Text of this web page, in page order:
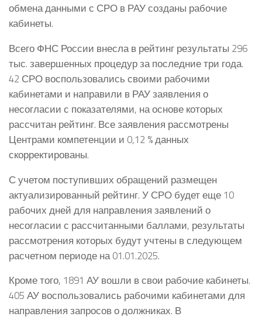
обмена данными с СРО в РАУ созданы рабочие
кабинеты.
Всего ФНС России внесла в рейтинг результаты 296
тыс. завершенных процедур за последние три года.
42 СРО воспользовались своими рабочими
кабинетами и направили в РАУ заявления о
несогласии с показателями, на основе которых
рассчитан рейтинг. Все заявления рассмотрены
Центрами компетенции и 0,12 % данных
скорректированы.
С учетом поступивших обращений размещен
актуализированный рейтинг. У СРО будет еще 10
рабочих дней для направления заявлений о
несогласии с рассчитанными баллами, результаты
рассмотрения которых будут учтены в следующем
расчетном периоде на 01.01.2025.
Кроме того, 1891 АУ вошли в свои рабочие кабинеты.
405 АУ воспользовались рабочими кабинетами для
направления запросов о должниках. В